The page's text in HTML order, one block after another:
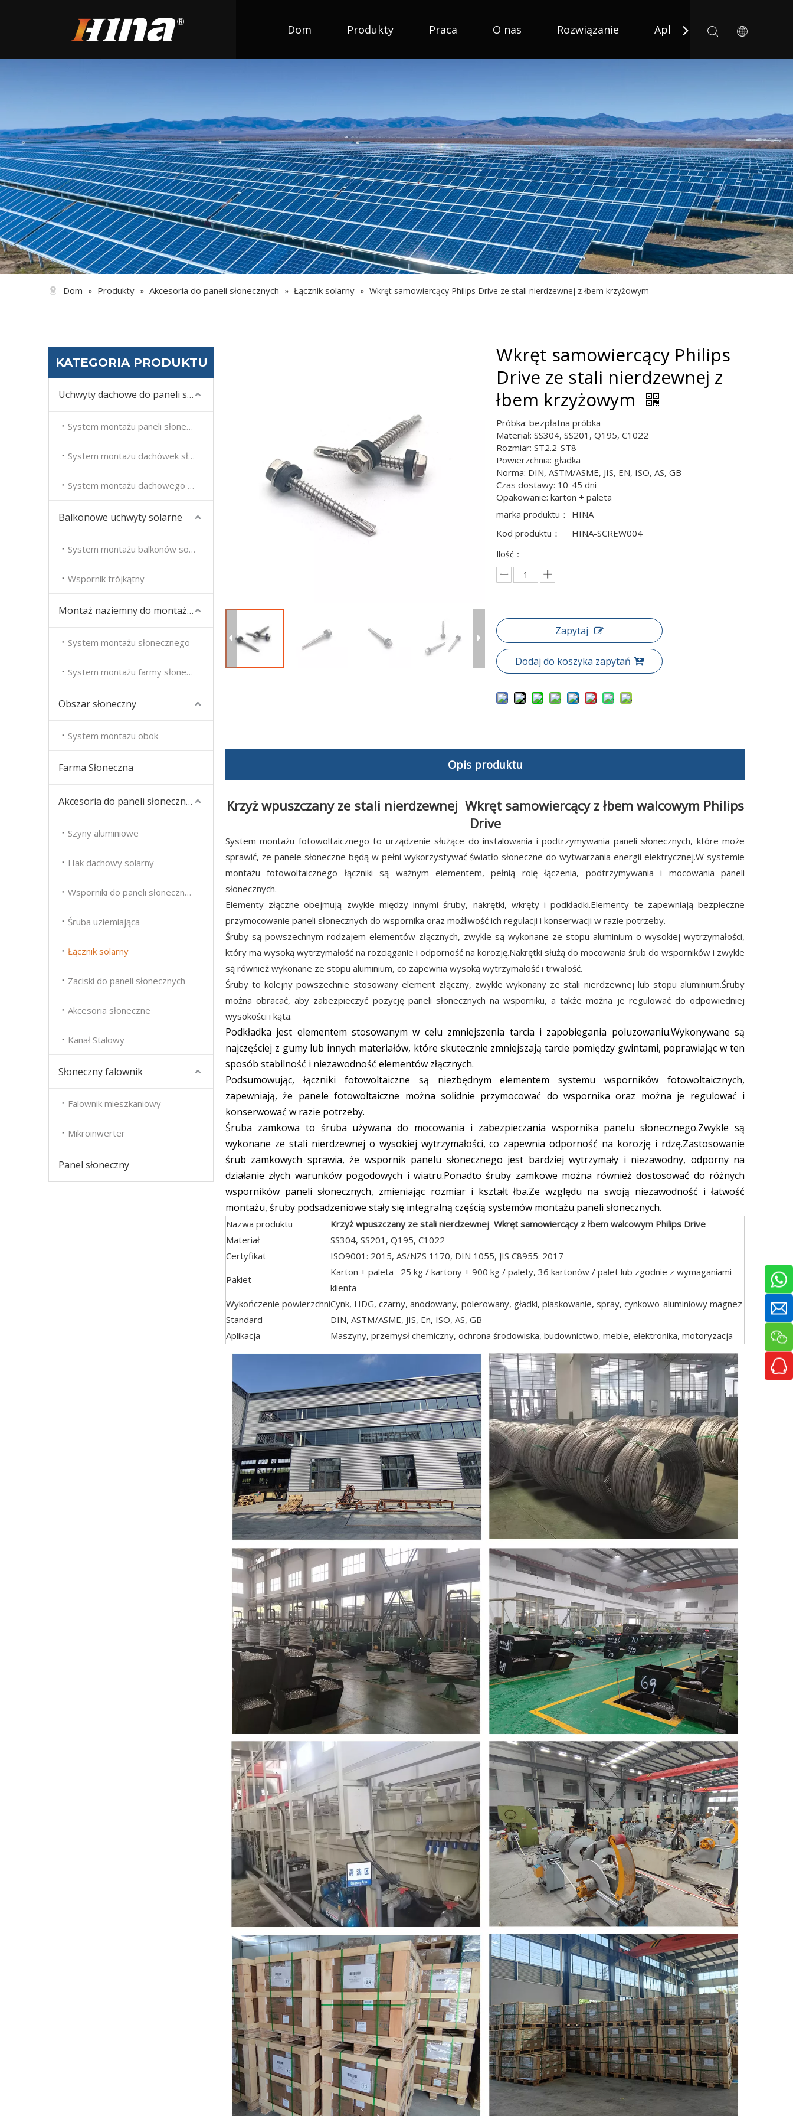
Dom Produkty Praca O nas Rozwiązanie Aplikacja
Dom » Produkty » Akcesoria do paneli słonecznych » Łącznik solarny » Wkręt samowiercący Philips Drive ze stali nierdzewnej z łbem krzyżowym
KATEGORIA PRODUKTU
Uchwyty dachowe do paneli słonecznych
System montażu paneli słonecznych na dachu płaskim
System montażu dachówek słonecznych
System montażu dachowego z panelem słonecznym
Balkonowe uchwyty solarne
System montażu balkonów solarnych
Wspornik trójkątny
Montaż naziemny do montażu słonecznego
System montażu słonecznego
System montażu farmy słonecznej
Obszar słoneczny
System montażu obok
Farma Słoneczna
Akcesoria do paneli słonecznych
Szyny aluminiowe
Hak dachowy solarny
Wsporniki do paneli słonecznych
Śruba uziemiająca
Łącznik solarny
Zaciski do paneli słonecznych
Akcesoria słoneczne
Kanał Stalowy
Słoneczny falownik
Falownik mieszkaniowy
Mikroinwerter
Panel słoneczny
Wkręt samowiercący Philips
Drive ze stali nierdzewnej z
łbem krzyżowym
Próbka: bezpłatna próbka
Materiał: SS304, SS201, Q195, C1022
Rozmiar: ST2.2-ST8
Powierzchnia: gładka
Norma: DIN, ASTM/ASME, JIS, EN, ISO, AS, GB
Czas dostawy: 10-45 dni
Opakowanie: karton + paleta
marka produktu： HINA
Kod produktu：
HINA-SCREW004
Ilość：
Zapytaj
Dodaj do koszyka zapytań
Opis produktu
Krzyż wpuszczany ze stali nierdzewnej Wkręt samowiercący z łbem walcowym Philips
Drive
System montażu fotowoltaicznego to urządzenie służące do instalowania i podtrzymywania paneli słonecznych, które może
sprawić, że panele słoneczne będą w pełni wykorzystywać światło słoneczne do wytwarzania energii elektrycznej.W systemie
montażu fotowoltaicznego łączniki są ważnym elementem, pełnią rolę łączenia, podtrzymywania i mocowania paneli
słonecznych.
Elementy złączne obejmują zwykle między innymi śruby, nakrętki, wkręty i podkładki.Elementy te zapewniają bezpieczne
przymocowanie paneli słonecznych do wspornika oraz możliwość ich regulacji i konserwacji w razie potrzeby.
Śruby są powszechnym rodzajem elementów złącznych, zwykle są wykonane ze stopu aluminium o wysokiej wytrzymałości,
który ma wysoką wytrzymałość na rozciąganie i odporność na korozję.Nakrętki służą do mocowania śrub do wsporników i zwykle
są również wykonane ze stopu aluminium, co zapewnia wysoką wytrzymałość i trwałość.
Śruby to kolejny powszechnie stosowany element złączny, zwykle wykonany ze stali nierdzewnej lub stopu aluminium.Śruby
można obracać, aby zabezpieczyć pozycję paneli słonecznych na wsporniku, a także można je regulować do odpowiedniej
wysokości i kąta.
Podkładka jest elementem stosowanym w celu zmniejszenia tarcia i zapobiegania poluzowaniu.Wykonywane są
najczęściej z gumy lub innych materiałów, które skutecznie zmniejszają tarcie pomiędzy gwintami, poprawiając w ten
sposób stabilność i niezawodność elementów złącznych.
Podsumowując, łączniki fotowoltaiczne są niezbędnym elementem systemu wsporników fotowoltaicznych,
zapewniają, że panele fotowoltaiczne można solidnie przymocować do wspornika oraz można je regulować i
konserwować w razie potrzeby.
Śruba zamkowa to śruba używana do mocowania i zabezpieczania wspornika panelu słonecznego.Zwykle są
wykonane ze stali nierdzewnej o wysokiej wytrzymałości, co zapewnia odporność na korozję i rdzę.Zastosowanie
śrub zamkowych sprawia, że ​​wspornik panelu słonecznego jest bardziej wytrzymały i niezawodny, odporny na
działanie złych warunków pogodowych i wiatru.Ponadto śruby zamkowe można również dostosować do różnych
wsporników paneli słonecznych, zmieniając rozmiar i kształt łba.Ze względu na swoją niezawodność i łatwość
montażu, śruby podsadzeniowe stały się integralną częścią systemów montażu paneli słonecznych.
Nazwa produktu
Krzyż wpuszczany ze stali nierdzewnej Wkręt samowiercący z łbem walcowym Philips Drive
Materiał
SS304, SS201, Q195, C1022
Certyfikat
ISO9001: 2015, AS/NZS 1170, DIN 1055, JIS C8955: 2017
Pakiet
Karton + paleta 25 kg / kartony + 900 kg / palety, 36 kartonów / palet lub zgodnie z wymaganiami
klienta
Wykończenie powierzchniCynk, HDG, czarny, anodowany, polerowany, gładki, piaskowanie, spray, cynkowo-aluminiowy magnez
Standard
DIN, ASTM/ASME, JIS, En, ISO, AS, GB
Aplikacja
Maszyny, przemysł chemiczny, ochrona środowiska, budownictwo, meble, elektronika, motoryzacja